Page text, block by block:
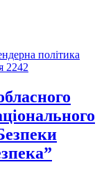
політика
2242